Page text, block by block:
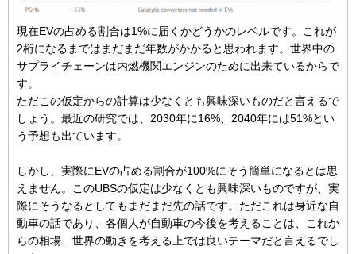
現在EVの占める割合は1%に届くかどうかのレベルです。これが
2桁になるまではまだまだ年数がかかると思われます。世界中の
サプライチェーンは内燃機関エンジンのために出来ているからで
す。
ただこの仮定からの計算は少なくとも興味深いものだと言えるで
しょう。最近の研究では、2030年に16%、2040年には51%とい
う予想も出ています。
しかし、実際にEVの占める割合が100%にそう簡単になるとは思
えません。このUBSの仮定は少なくとも興味深いものですが、実
際にそうなるとしてもまだまだ先の話です。ただこれは身近な自
動車の話であり、各個人が自動車の今後を考えることは、これか
らの相場、世界の動きを考える上では良いテーマだと言えるでし